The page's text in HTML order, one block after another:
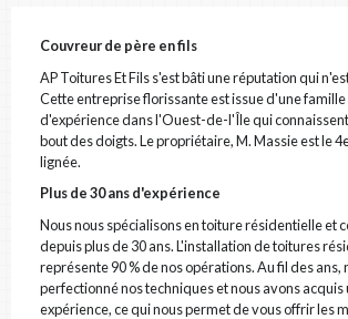
# DE TÉLÉPHONE
ADRESSE
VILLE
Couvreur de père en fils
AP Toitures Et Fils s'est bâti une réputation qui
Cette entreprise florissante est issue d'une
d'expérience dans l'Ouest-de-l'Île qui
bout des doigts. Le propriétaire, M. Massie est le
lignée.
Plus de 30 ans d'expérience
Nous nous spécialisons en toiture résidentielle et
depuis plus de 30 ans. L'installation de toitures
représente 90 % de nos opérations. Au fil des ans,
perfectionné nos techniques et nous avons acquis
expérience, ce qui nous permet de vous offrir les